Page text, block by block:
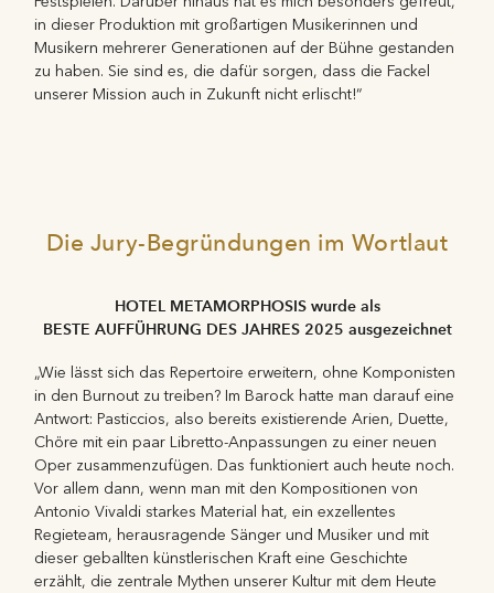
in dieser Produktion mit großartigen Musikerinnen und
Musikern mehrerer Generationen auf der Bühne gestanden
zu haben. Sie sind es, die dafür sorgen, dass die Fackel
unserer Mission auch in Zukunft nicht erlischt!“
Die Jury-Begründungen im Wortlaut
HOTEL METAMORPHOSIS wurde als
BESTE AUFFÜHRUNG DES JAHRES 2025 ausgezeichnet
„Wie lässt sich das Repertoire erweitern, ohne Komponisten
in den Burnout zu treiben? Im Barock hatte man darauf eine
Antwort: Pasticcios, also bereits existierende Arien, Duette,
Chöre mit ein paar Libretto-Anpassungen zu einer neuen
Oper zusammenzufügen. Das funktioniert auch heute noch.
Vor allem dann, wenn man mit den Kompositionen von
Antonio Vivaldi starkes Material hat, ein exzellentes
Regieteam, herausragende Sänger und Musiker und mit
dieser geballten künstlerischen Kraft eine Geschichte
erzählt, die zentrale Mythen unserer Kultur mit dem Heute